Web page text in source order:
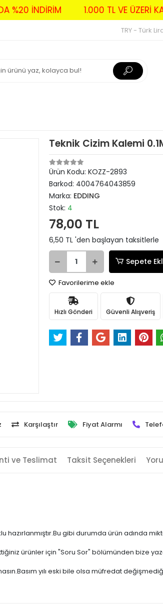
%20 İNDİRİM 1.000 TL VE
TRY - Türk
Teknik Cizim Kalemi
Ürün Kodu: KOZZ-2893
Barkod: 4004764043859
Marka: EDDING
Stok: 4
78,00 TL
6,50 TL 'den başlayan taksitlerle
Sepete
Favorilerime ekle
Hızlı Gönderi Güvenli Alışveriş
Karşılaştır Fiyat Alarmı
ve Teslimat Taksit Seçenekleri
hazırlanmıştır.Bu gibi durumda ürün adında
ürünler için "Soru Sor" bölümünden bize
yılı eski bile olsa müfredat